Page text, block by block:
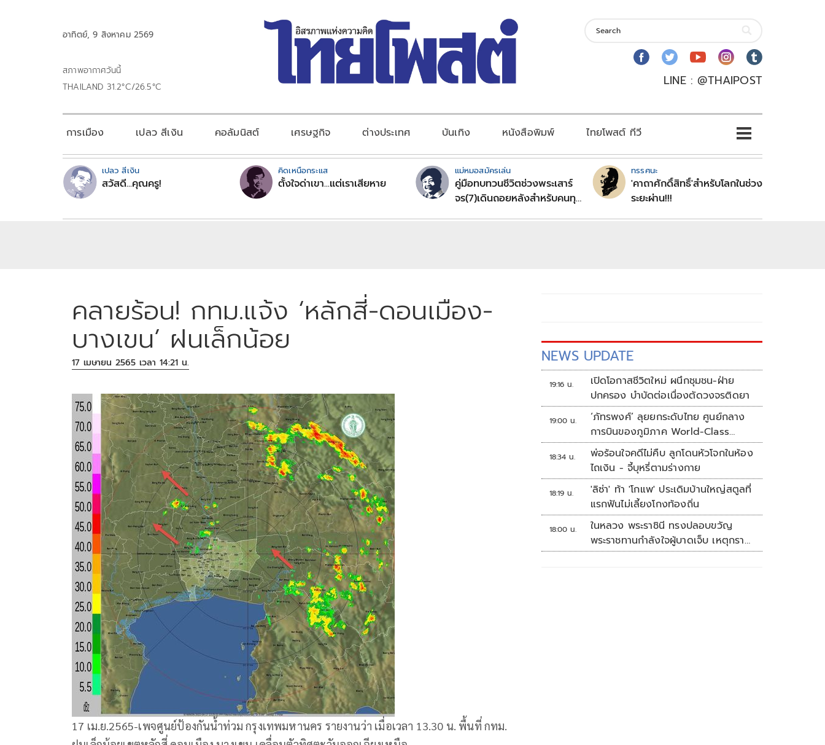
อาทิตย์, 9 สิงหาคม 2569
สภาพอากาศวันนี้
THAILAND 31.2°C/26.5°C
LINE : @THAIPOST
การเมือง เปลว สีเงิน คอลัมนิสต์ เศรษฐกิจ ต่างประเทศ บันเทิง หนังสือพิมพ์ ไทยโพสต์ ทีวี
เปลว สีเงิน
สวัสดี...คุณครู!
คิดเหนือกระแส
ตั้งใจด่าเขา...แต่เราเสียหาย
แม่หมอสมัครเล่น
คู่มือทบทวนชีวิตช่วงพระเสาร์
จร(7)เดินถอยหลังสำหรับคนทุก
ทรรศนะ
'คาถาศักดิ์สิทธิ์'สำหรับโลกในช่วง
ระยะผ่าน!!!
คลายร้อน! กทม.แจ้ง ‘หลักสี่-ดอนเมือง-
บางเขน’ ฝนเล็กน้อย
17 เมษายน 2565 เวลา 14:21 น.
17 เม.ย.2565-เพจศูนย์ป้องกันน้ำท่วม กรุงเทพมหานคร รายงานว่า เมื่อเวลา 13.30 น. พื้นที่ กทม.
NEWS UPDATE
19:16 น.
เปิดโอกาสชีวิตใหม่ ผนึกชุมชน-ฝ่าย
ปกครอง บำบัดต่อเนื่องตัดวงจรติดยา
19:00 น.
‘ภัทรพงศ์’ ลุยยกระดับไทย ศูนย์กลาง
การบินของภูมิภาค World-Class
Aviation Hub | ห้องข่าวไทยโพสต์สุด
สัปดาห์
18:34 น.
พ่อร้อนใจคดีไม่คืบ ลูกโดนหัวโจกในห้อง
ไถเงิน - จี้บุหรี่ตามร่างกาย
18:19 น.
'ลิซ่า' ท้า 'โกแพ' ประเดิมบ้านใหญ่สตูลที่
แรกฟันไม่เลี้ยงโกงท้องถิ่น
18:00 น.
ในหลวง พระราชินี ทรงปลอบขวัญ
พระราชทานกำลังใจผู้บาดเจ็บ เหตุกราด
ยิง รร.เทพศิรินทร์นนทบุรี